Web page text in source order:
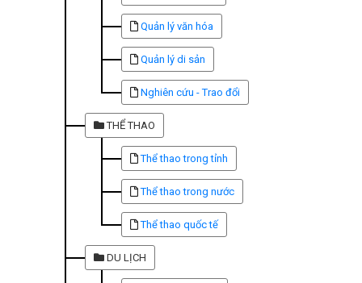
Quản lý văn hóa
Quản lý di sản
Nghiên cứu - Trao đổi
THỂ THAO
Thể thao trong tỉnh
Thể thao trong nước
Thể thao quốc tế
DU LỊCH